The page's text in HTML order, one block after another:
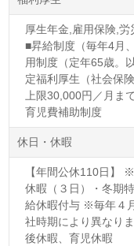
厚生年金,雇用保険,労
■昇給制度（毎年4月
用制度（定年65歳。
定福利厚生（社会保
上限30,000円／月
育児費補助制度
休日・休暇
【年間公休110日】
休暇（３日）・冬期
給休暇付与 ※毎年４
社時期により異なり
後休暇、育児休暇